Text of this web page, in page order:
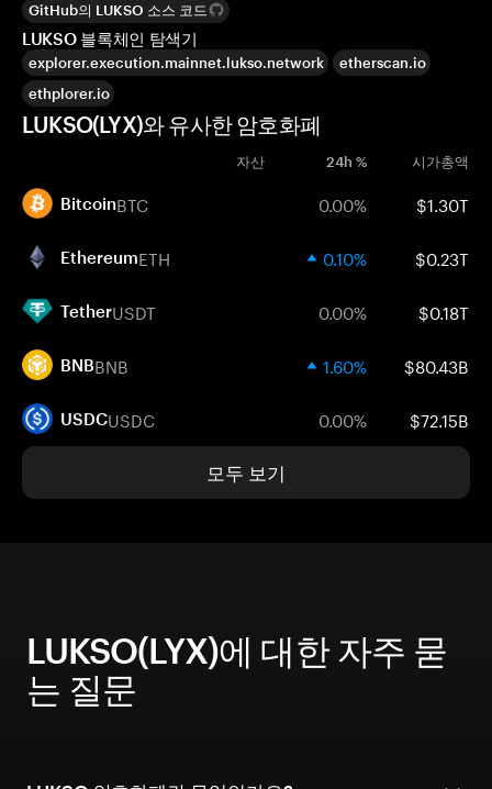
GitHub의 LUKSO 소스 코드
LUKSO 블록체인 탐색기
explorer.execution.mainnet.lukso.network
etherscan.io
ethplorer.io
LUKSO(LYX)와 유사한 암호화폐
자산 24h % 시가총액
BitcoinBTC 0.00% $1.30T
EthereumETH 0.10% $0.23T
TetherUSDT 0.00% $0.18T
BNBBNB 1.60% $80.43B
USDCUSDC 0.00% $72.15B
모두 보기
LUKSO(LYX)에 대한 자주 묻
는 질문